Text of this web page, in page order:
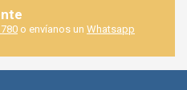
o envíanos un Whatsapp